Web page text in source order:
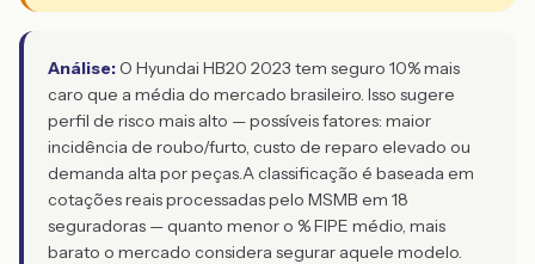
Análise: O Hyundai HB20 2023 tem seguro 10% mais
caro que a média do mercado brasileiro. Isso sugere
perfil de risco mais alto — possíveis fatores: maior
incidência de roubo/furto, custo de reparo elevado ou
demanda alta por peças.A classificação é baseada em
cotações reais processadas pelo MSMB em 18
seguradoras — quanto menor o % FIPE médio, mais
barato o mercado considera segurar aquele modelo.